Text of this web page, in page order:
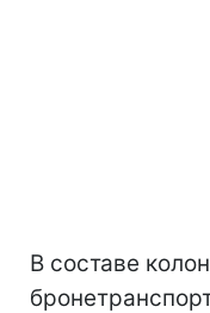
В составе